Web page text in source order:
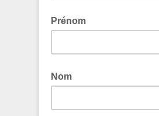
Prénom
Nom